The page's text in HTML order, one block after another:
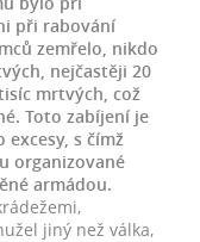
při rabování
zemřelo, nikdo
nejčastěji 20
mrtvých, což
Toto zabíjení je
s čímž
organizované
armádou.
jiný než válka,